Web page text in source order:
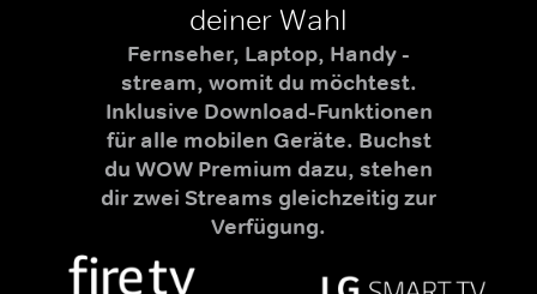
deiner Wahl
Fernseher, Laptop, Handy -
stream, womit du möchtest.
Inklusive Download-Funktionen
für alle mobilen Geräte. Buchst
du WOW Premium dazu, stehen
dir zwei Streams gleichzeitig zur
Verfügung.